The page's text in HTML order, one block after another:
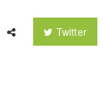
Twitter